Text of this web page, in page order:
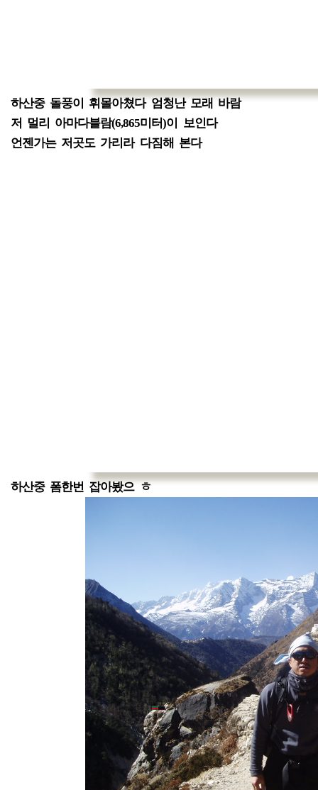
하산중 돌풍이 휘몰아쳤다 엄청난 모래 바람
저 멀리 아마다블람(6,865미터)이 보인다
언젠가는 저곳도 가리라 다짐해 본다
하산중 폼한번 잡아봤으 ㅎ